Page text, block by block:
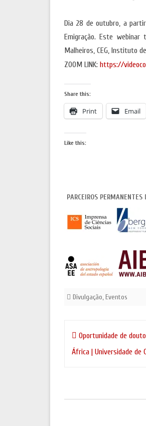
Dia 28 de outubro, a
Emigração. Este
Malheiros, CEG, Instituto
ZOOM LINK: https://
Share this:
Print Email
Like this:
PARCEIROS PERMANENTES
Divulgação,Eventos
Navegação
de
Oportunidade de
África | Universidade de